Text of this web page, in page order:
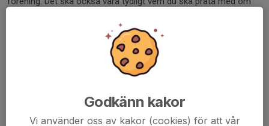
Om du är orolig för någonting i din förening ska du i första hand
vända dig till föreningens styrelse. Styrelsen är ansvarig och kan
till exempel avsluta ett samarbete med en tränare.
höra av dig till ditt specialidrottsförbund (SF) eller något av våra
Godkänn kakor
Vi använder oss av kakor (cookies) för att vår